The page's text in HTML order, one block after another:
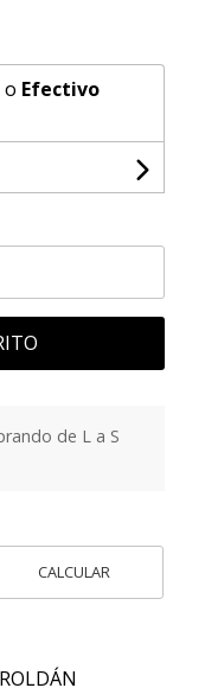
o Efectivo
de L a S
CALCULAR